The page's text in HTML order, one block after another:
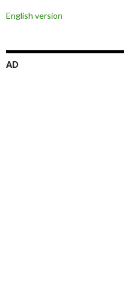
English version
AD